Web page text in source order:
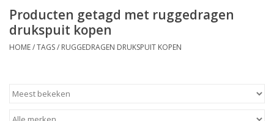
Plagen & Ziekten
Meststoffen en
Bodemverbeteraars
Producten getagd met ruggedragen
drukspuit kopen
HOME/TAGS/ RUGGEDRAGEN DRUKSPUIT KOPEN